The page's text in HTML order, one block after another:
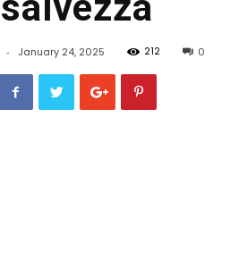
e
- January 24, 2025 212 0